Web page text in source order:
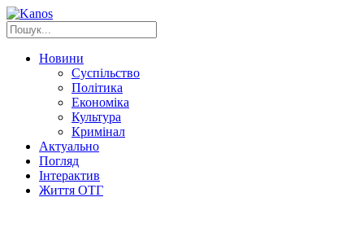
Новини
Суспільство
Політика
Економіка
Культура
Кримінал
Актуально
Погляд
Інтерактив
Життя ОТГ